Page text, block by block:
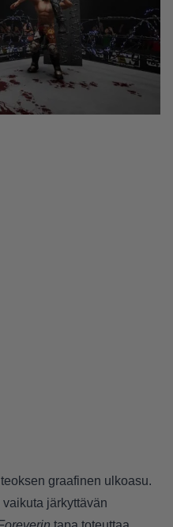
graafinen ulkoasu.
järkyttävän